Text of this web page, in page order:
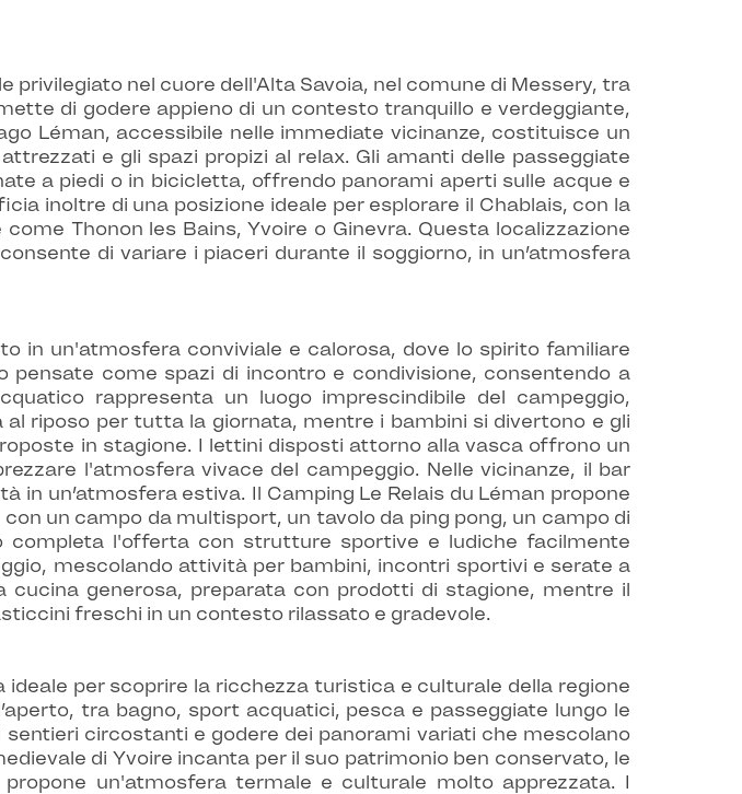
privilegiato nel cuore dell'Alta Savoia, nel comune di Messery, tra
di godere appieno di un contesto tranquillo e verdeggiante,
Léman, accessibile nelle immediate vicinanze, costituisce un
e gli spazi propizi al relax. Gli amanti delle passeggiate
a piedi o in bicicletta, offrendo panorami aperti sulle acque e
inoltre di una posizione ideale per esplorare il Chablais, con la
Thonon les Bains, Yvoire o Ginevra. Questa localizzazione
di variare i piaceri durante il soggiorno, in un’atmosfera
in un'atmosfera conviviale e calorosa, dove lo spirito familiare
come spazi di incontro e condivisione, consentendo a
rappresenta un luogo imprescindibile del campeggio,
riposo per tutta la giornata, mentre i bambini si divertono e gli
in stagione. I lettini disposti attorno alla vasca offrono un
l'atmosfera vivace del campeggio. Nelle vicinanze, il bar
un’atmosfera estiva. Il Camping Le Relais du Léman propone
un campo da multisport, un tavolo da ping pong, un campo di
completa l'offerta con strutture sportive e ludiche facilmente
mescolando attività per bambini, incontri sportivi e serate a
generosa, preparata con prodotti di stagione, mentre il
freschi in un contesto rilassato e gradevole.
per scoprire la ricchezza turistica e culturale della regione
tra bagno, sport acquatici, pesca e passeggiate lungo le
circostanti e godere dei panorami variati che mescolano
di Yvoire incanta per il suo patrimonio ben conservato, le
un'atmosfera termale e culturale molto apprezzata. I